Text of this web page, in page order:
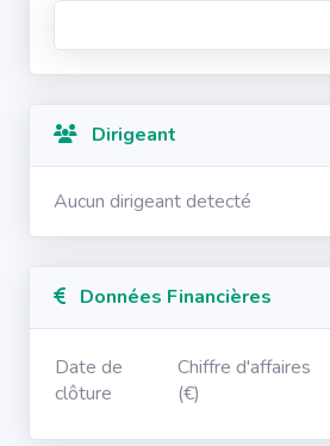
Dirigeant
Aucun dirigeant detecté
Données Financières
Date de
clôture
Chiffre d'affaires
(€)